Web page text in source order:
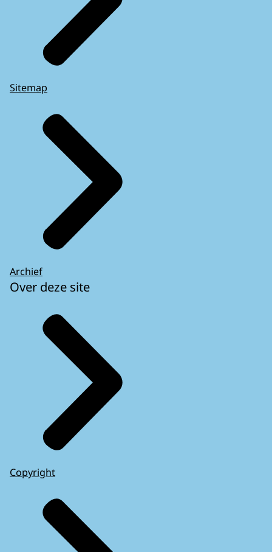
Sitemap
Archief
Over deze site
Copyright